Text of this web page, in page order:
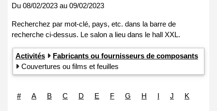
Du 08/02/2023 au 09/02/2023
Activités
Fabricants ou fournisseurs de composants
Couvertures ou films et feuilles
# A B C D E F G H I J K